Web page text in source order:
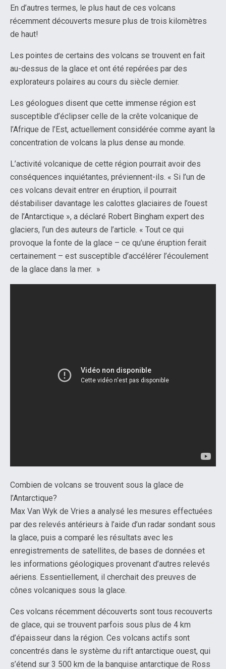
En d’autres termes, le plus haut de ces volcans
récemment découverts mesure plus de trois kilomètres
de haut!
Les pointes de certains des volcans se trouvent en fait
au-dessus de la glace et ont été repérées par des
explorateurs polaires au cours du siècle dernier.
Les géologues disent que cette immense région est
susceptible d’éclipser celle de la crête volcanique de
l’Afrique de l’Est, actuellement considérée comme ayant la
concentration de volcans la plus dense au monde.
L’activité volcanique de cette région pourrait avoir des
conséquences inquiétantes, préviennent-ils. « Si l’un de
ces volcans devait entrer en éruption, il pourrait
déstabiliser davantage les calottes glaciaires de l’ouest
de l’Antarctique », a déclaré Robert Bingham expert des
glaciers, l’un des auteurs de l’article. « Tout ce qui
provoque la fonte de la glace – ce qu’une éruption ferait
certainement – est susceptible d’accélérer l’écoulement
de la glace dans la mer. »
Combien de volcans se trouvent sous la glace de
l’Antarctique?
Max Van Wyk de Vries a analysé les mesures effectuées
par des relevés antérieurs à l’aide d’un radar sondant sous
la glace, puis a comparé les résultats avec les
enregistrements de satellites, de bases de données et
les informations géologiques provenant d’autres relevés
aériens. Essentiellement, il cherchait des preuves de
cônes volcaniques sous la glace.
Ces volcans récemment découverts sont tous recouverts
de glace, qui se trouvent parfois sous plus de 4 km
d’épaisseur dans la région. Ces volcans actifs sont
concentrés dans le système du rift antarctique ouest, qui
s’étend sur 3 500 km de la banquise antarctique de Ross